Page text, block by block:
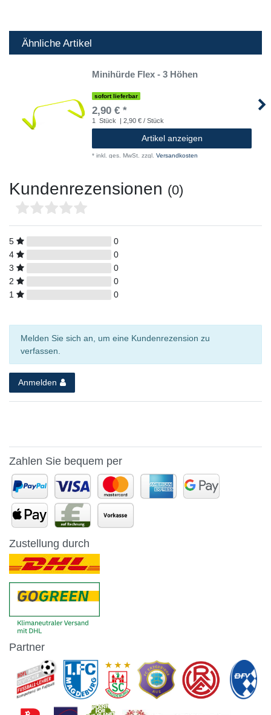
Ähnliche Artikel
Minihürde Flex - 3 Höhen
sofort lieferbar
2,90 € *
1 Stück | 2,90 € / Stück
Artikel anzeigen
* inkl. ges. MwSt. zzgl. Versandkosten
Kundenrezensionen (0)
5
0
4
0
3
0
2
0
1
0
Melden Sie sich an, um eine Kundenrezension zu
verfassen.
Anmelden
Zahlen Sie bequem per
Zustellung durch
Partner